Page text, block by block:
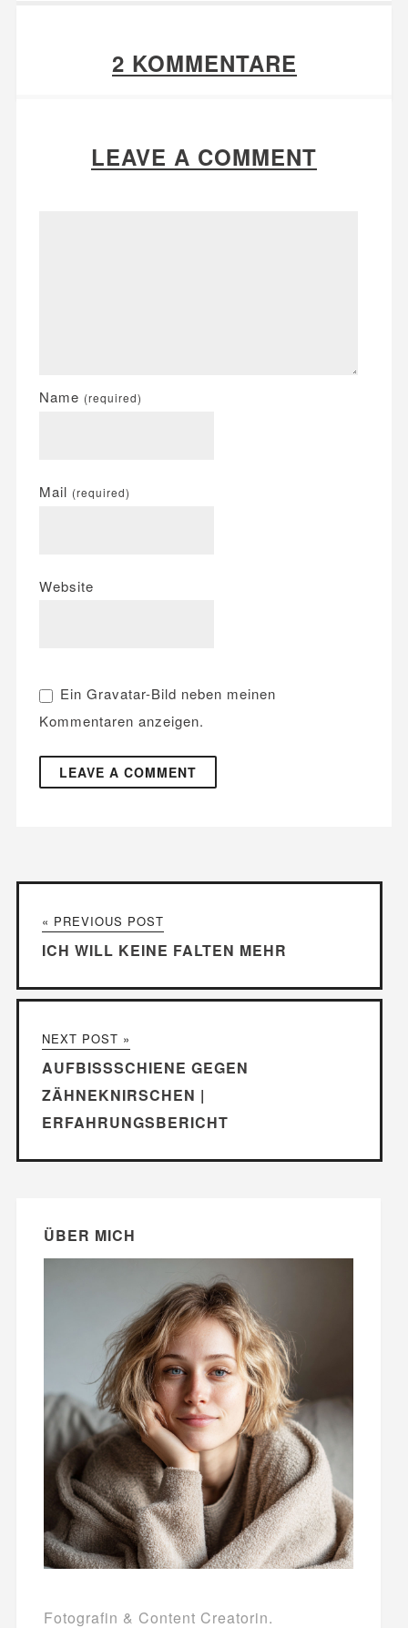
2 KOMMENTARE
LEAVE A COMMENT
Name (required)
Mail (required)
Website
Ein Gravatar-Bild neben meinen
Kommentaren anzeigen.
« PREVIOUS POST
ICH WILL KEINE FALTEN MEHR
NEXT POST »
AUFBISSSCHIENE GEGEN
ZÄHNEKNIRSCHEN |
ERFAHRUNGSBERICHT
ÜBER MICH
Fotografin & Content Creatorin.